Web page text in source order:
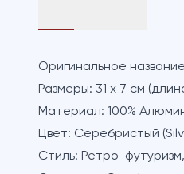
Оригинальное
Размеры: 31 x 7 см
Материал: 100%
Цвет: Серебристый
Стиль: Ретро-